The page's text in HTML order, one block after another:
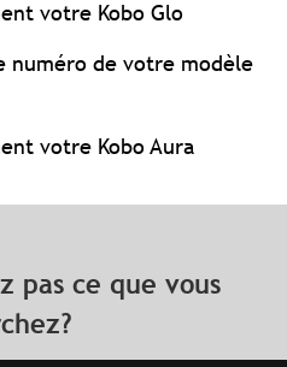
votre Kobo Glo
numéro de votre modèle
votre Kobo Aura
pas ce que vous